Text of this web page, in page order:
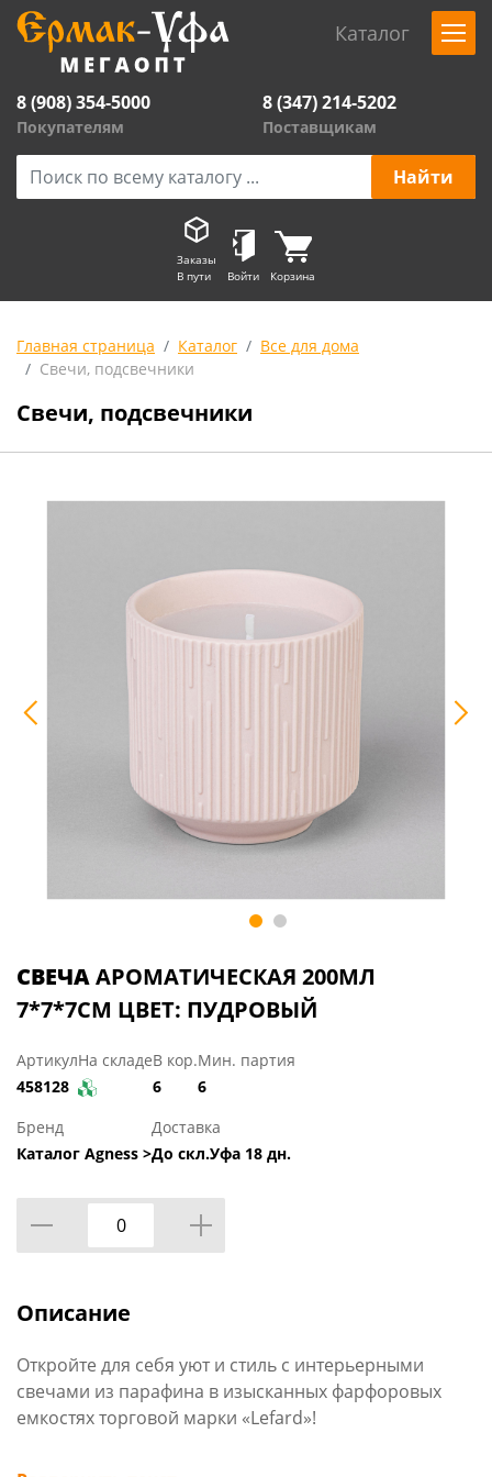
Каталог
8 (908) 354-5000
Покупателям
8 (347) 214-5202
Поставщикам
Заказы
В пути
Войти Корзина
Главная страница Каталог
Все для дома
Свечи, подсвечники
Свечи, подсвечники
СВЕЧААРОМАТИЧЕСКАЯ 200МЛ
7*7*7СМ ЦВЕТ: ПУДРОВЫЙ
Артикул
458128
На складеВ кор.
6
Мин. партия
6
Бренд
Каталог Agness >
Доставка
До скл.Уфа 18 дн.
Описание
Откройте для себя уют и стиль с интерьерными
свечами из парафина в изысканных фарфоровых
емкостях торговой марки «Lefard»!